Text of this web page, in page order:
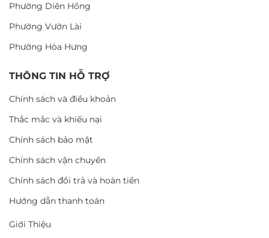
Phường Diên Hồng
Phường Vườn Lài
Phường Hòa Hưng
THÔNG TIN HỖ TRỢ
Chính sách và điều khoản
Thắc mắc và khiếu nại
Chính sách bảo mật
Chính sách vận chuyển
Chính sách đổi trả và hoàn tiền
Hướng dẫn thanh toán
Giới Thiệu